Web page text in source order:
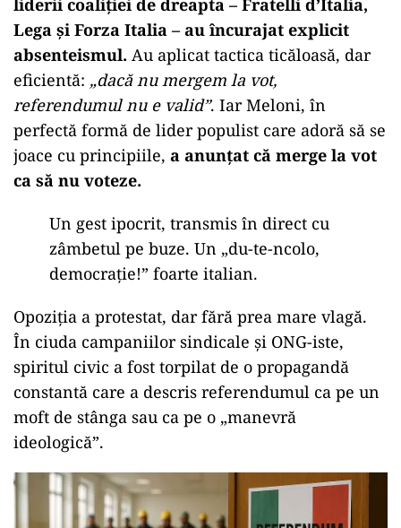
liderii coaliţiei de dreapta – Fratelli d’Italia,
Lega și Forza Italia – au încurajat explicit
absenteismul. Au aplicat tactica ticăloasă, dar
eficientă: „dacă nu mergem la vot,
referendumul nu e valid”. Iar Meloni, în
perfectă formă de lider populist care adoră să se
joace cu principiile, a anunţat că merge la vot
ca să nu voteze.
Un gest ipocrit, transmis în direct cu
zâmbetul pe buze. Un „du-te-ncolo,
democraţie!” foarte italian.
Opoziţia a protestat, dar fără prea mare vlagă.
În ciuda campaniilor sindicale şi ONG-iste,
spiritul civic a fost torpilat de o propagandă
constantă care a descris referendumul ca pe un
moft de stânga sau ca pe o „manevră
ideologică”.